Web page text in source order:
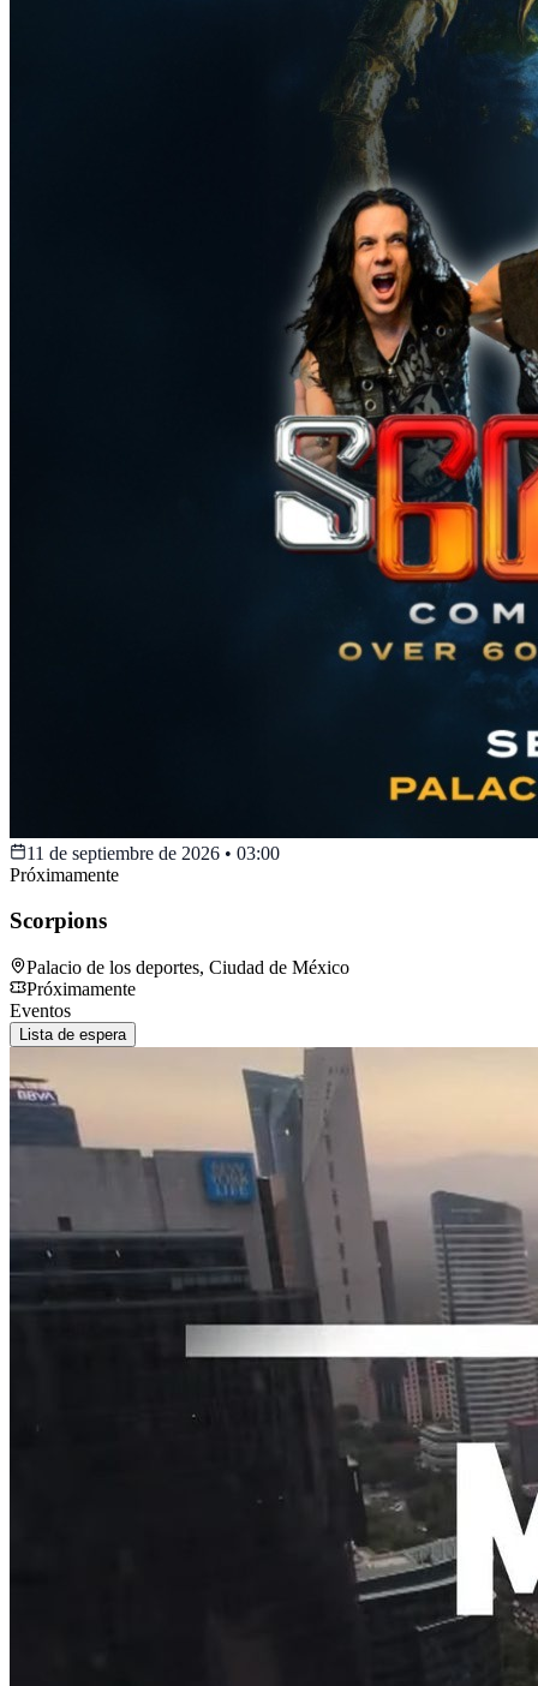
11 de septiembre de 2026 • 03:00
Próximamente
Scorpions
Palacio de los deportes, Ciudad de México
Próximamente
Eventos
Lista de espera